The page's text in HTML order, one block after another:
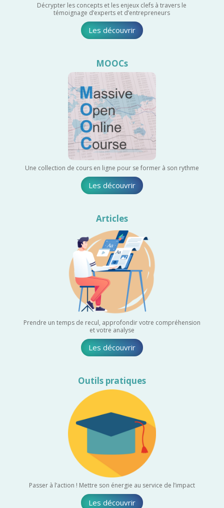
Décrypter les concepts et les enjeux clefs à travers le
témoignage d’experts et d’entrepreneurs
Les découvrir
MOOCs
Une collection de cours en ligne pour se former à son rythme
Les découvrir
Articles
Prendre un temps de recul, approfondir votre compréhension
et votre analyse
Les découvrir
Outils pratiques
Passer à l’action ! Mettre son énergie au service de l’impact
Les découvrir